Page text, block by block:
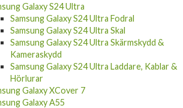
Galaxy S24 Ultra
Samsung Galaxy S24 Ultra Fodral
Samsung Galaxy S24 Ultra Skal
Samsung Galaxy S24 Ultra Skärmskydd &
Kameraskydd
Samsung Galaxy S24 Ultra Laddare, Kablar &
Hörlurar
Galaxy XCover 7
Galaxy A55